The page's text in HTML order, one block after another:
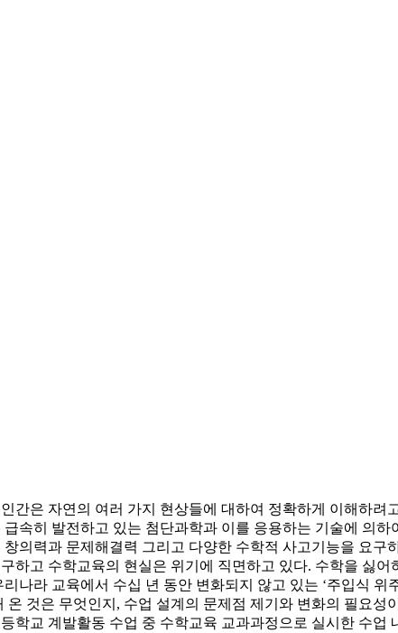
간은 자연의 여러 가지 현상들에 대하여 정확하게 이해하
속히 발전하고 있는 첨단과학과 이를 응용하는 기술에 의
의력과 문제해결력 그리고 다양한 수학적 사고기능을 요구
하고 수학교육의 현실은 위기에 직면하고 있다. 수학을 싫
나라 교육에서 수십 년 동안 변화되지 않고 있는 ‘주입식
온 것은 무엇인지, 수업 설계의 문제점 제기와 변화의 필요성
학교 계발활동 수업 중 수학교육 교과과정으로 실시한 수